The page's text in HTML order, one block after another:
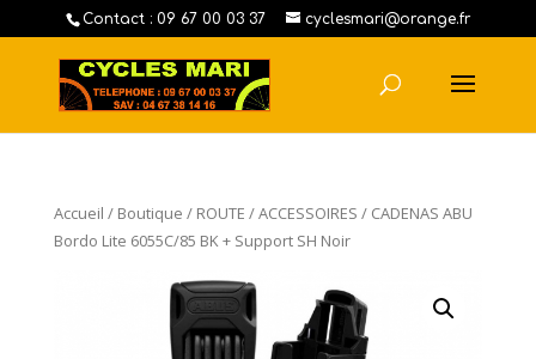
Contact : 09 67 00 03 37 cyclesmari@orange.fr
Accueil / Boutique / ROUTE /ACCESSOIRES / CADENAS ABU
Bordo Lite 6055C/85 BK + Support SH Noir